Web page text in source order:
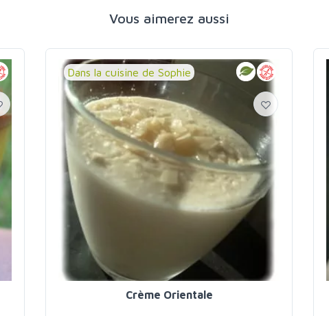
Vous aimerez aussi
Dans la cuisine de Sophie
Crème Orientale